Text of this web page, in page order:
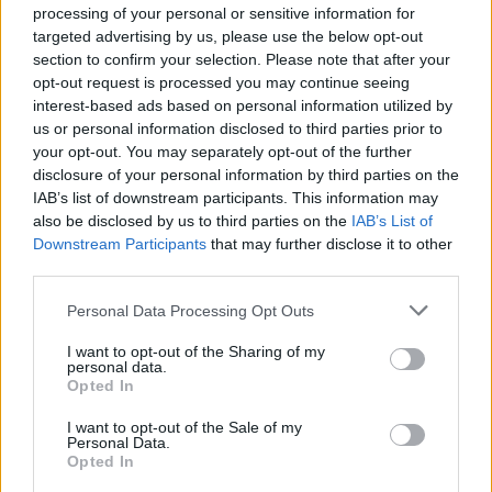
processing of your personal or sensitive information for
targeted advertising by us, please use the below opt-out
section to confirm your selection. Please note that after your
opt-out request is processed you may continue seeing
interest-based ads based on personal information utilized by
us or personal information disclosed to third parties prior to
your opt-out. You may separately opt-out of the further
disclosure of your personal information by third parties on the
IAB’s list of downstream participants. This information may
also be disclosed by us to third parties on the IAB’s List of
Downstream Participants that may further disclose it to other
Personal Data Processing Opt Outs
I want to opt-out of the Sharing of my
personal data.
Opted In
I want to opt-out of the Sale of my
Personal Data.
Opted In
μετάθεση εφαρμογής για το 2026
03/08/26|15:12
Συνάντηση με τον γεν.
γραμματέα Διαχείρισης
Αποβλήτων για τη διαχείριση του
Γυαλιού πραγματοποίησαν
ΓΣΕΒΕΕ και ΠΟΕΒΥ
03/08/26 14:07
Η νέα ευρωπαϊκή έκθεση για την
ψηφιακή υγεία ανοίγει τις πύλες
τις 28 Οκτωβρίου
29/07/26|15:21
Round Table Discussion σχετικά
με την καταπολέμηση του